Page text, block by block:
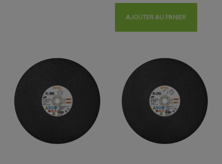
AJOUTER AU PANIER